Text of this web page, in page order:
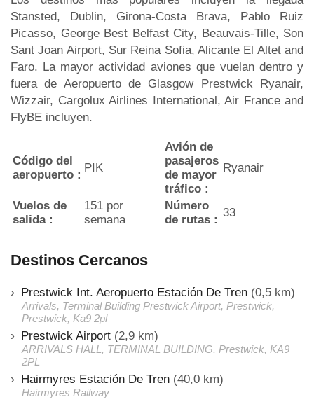
Stansted, Dublin, Girona-Costa Brava, Pablo Ruiz
Picasso, George Best Belfast City, Beauvais-Tille, Son
Sant Joan Airport, Sur Reina Sofia, Alicante El Altet and
Faro. La mayor actividad aviones que vuelan dentro y
fuera de Aeropuerto de Glasgow Prestwick Ryanair,
Wizzair, Cargolux Airlines International, Air France and
FlyBE incluyen.
Código del
aeropuerto :
PIK
Avión de
pasajeros
de mayor
tráfico :
Ryanair
Vuelos de
salida :
151 por
semana
Número
de rutas :
33
Destinos Cercanos
Prestwick Int. Aeropuerto Estación De Tren (0,5 km)
Arrivals, Terminal Building Prestwick Airport, Prestwick,
Prestwick, Ka9 2pl
Prestwick Airport (2,9 km)
ARRIVALS HALL, TERMINAL BUILDING, Prestwick, KA9
2PL
Hairmyres Estación De Tren (40,0 km)
Hairmyres Railway